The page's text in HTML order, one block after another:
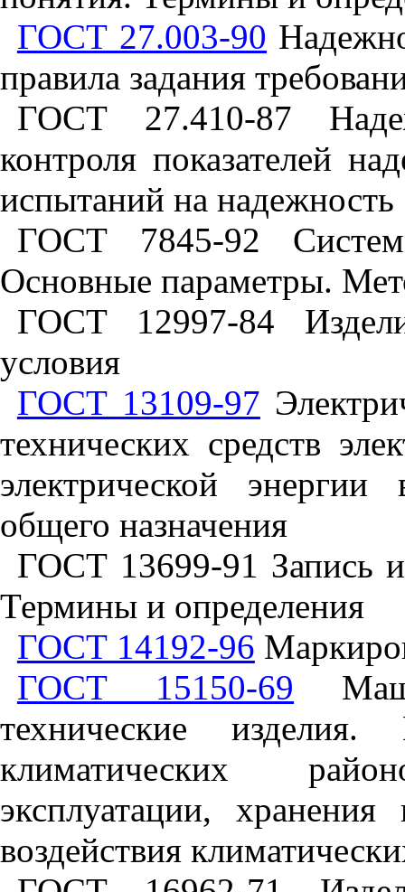
ГОСТ 27.003-90
правила задания
ГОСТ 27.410-87
контроля показателей
испытаний на надежность
ГОСТ 7845-92
Основные параметры.
ГОСТ 12997-84
условия
ГОСТ 13109-97
технических средств
электрической энергии
общего назначения
ГОСТ 13699-91 Запись
Термины и определения
ГОСТ 14192-96
ГОСТ 15150-69
технические
климатических
эксплуатации,
воздействия